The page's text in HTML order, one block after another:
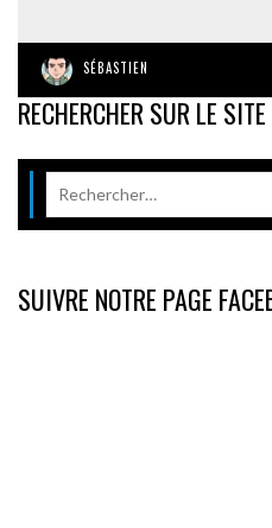
SÉBASTIEN
RECHERCHER SUR LE SITE
SUIVRE NOTRE PAGE